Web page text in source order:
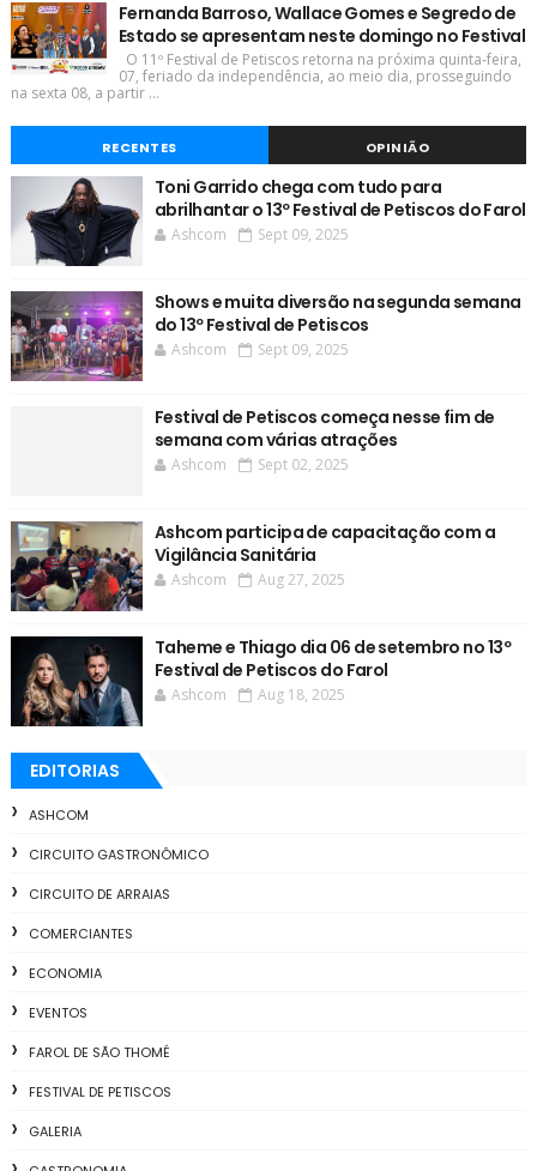
Fernanda Barroso, Wallace Gomes e Segredo de
Estado se apresentam neste domingo no Festival
O 11º Festival de Petiscos retorna na próxima quinta-feira,
07, feriado da independência, ao meio dia, prosseguindo
na sexta 08, a partir ...
RECENTES OPINIÃO
Toni Garrido chega com tudo para
abrilhantar o 13º Festival de Petiscos do Farol
Ashcom Sept 09, 2025
Shows e muita diversão na segunda semana
do 13º Festival de Petiscos
Ashcom Sept 09, 2025
Festival de Petiscos começa nesse fim de
semana com várias atrações
Ashcom Sept 02, 2025
Ashcom participa de capacitação com a
Vigilância Sanitária
Ashcom Aug 27, 2025
Taheme e Thiago dia 06 de setembro no 13º
Festival de Petiscos do Farol
Ashcom Aug 18, 2025
EDITORIAS
ASHCOM
CIRCUITO GASTRONÔMICO
CIRCUITO DE ARRAIAS
COMERCIANTES
ECONOMIA
EVENTOS
FAROL DE SÃO THOMÉ
FESTIVAL DE PETISCOS
GALERIA